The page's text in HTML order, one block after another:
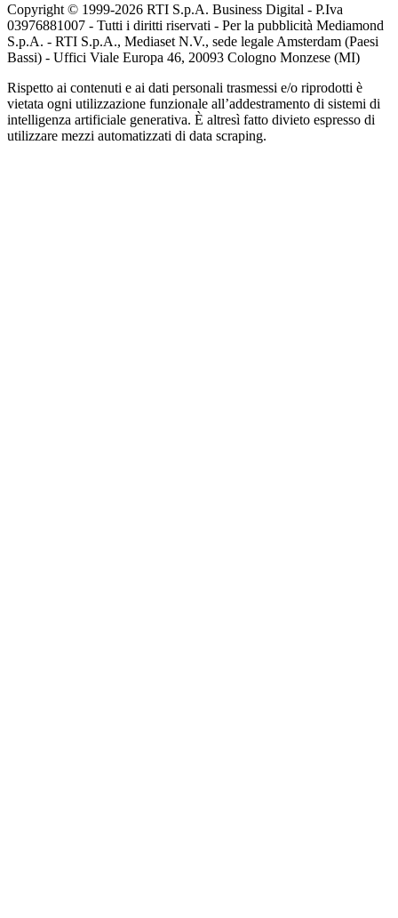
Copyright © 1999-2026 RTI S.p.A. Business Digital - P.Iva
03976881007 - Tutti i diritti riservati - Per la pubblicità Mediamond
S.p.A. - RTI S.p.A., Mediaset N.V., sede legale Amsterdam (Paesi
Bassi) - Uffici Viale Europa 46, 20093 Cologno Monzese (MI)
Rispetto ai contenuti e ai dati personali trasmessi e/o riprodotti è
vietata ogni utilizzazione funzionale all’addestramento di sistemi di
intelligenza artificiale generativa. È altresì fatto divieto espresso di
utilizzare mezzi automatizzati di data scraping.